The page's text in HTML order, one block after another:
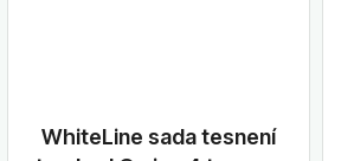
WhiteLine sada tesnení